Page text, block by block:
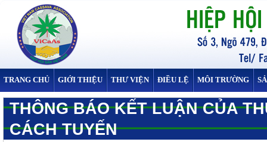
TRANG CHỦ GIỚI THIỆU THƯ VIỆN ĐIỀU LỆ MÔI TRƯỜNG
THÔNG BÁO KẾT LUẬN CỦA
CÁCH TUYẾN